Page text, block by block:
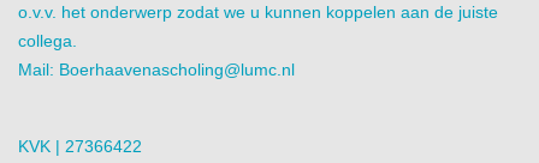
o.v.v. het onderwerp zodat we u kunnen koppelen aan de juiste
collega.
Mail: Boerhaavenascholing@lumc.nl
KVK | 27366422